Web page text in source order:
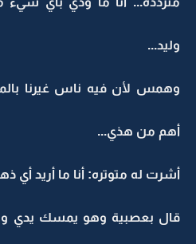
وليد...
وهمس لأن فيه ناس غيرنا
أهم من هذي...
أشرت له متوتره: أنا ما أريد أي
قال بعصبية وهو يمسك يدي